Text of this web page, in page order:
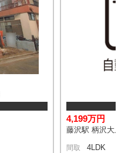
4,199万円
藤沢駅 柄沢大
間取 4LDK